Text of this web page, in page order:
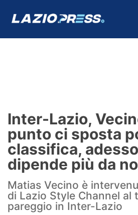
Formello
Infortuni
Primavera
Calciomercato
Inter-Lazio,
punto ci sposta
classifica,
dipende più da
Matias Vecino è
di Lazio Style Channel al
pareggio in Inter-Lazio